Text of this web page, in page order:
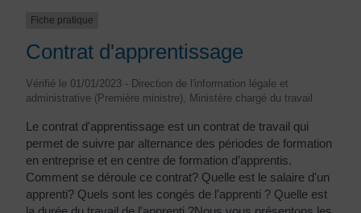
Fiche pratique
Contrat d'apprentissage
Vérifié le 01/01/2023 - Direction de l'information légale et
administrative (Première ministre), Ministère chargé du travail
Le contrat d'apprentissage est un contrat de travail qui
permet de suivre par alternance des périodes de formation
en entreprise et en centre de formation d’apprentis.
Comment se déroule ce contrat? Quelle est le salaire d'un
apprenti? Quels sont les congés de l'apprenti ? Quelle est